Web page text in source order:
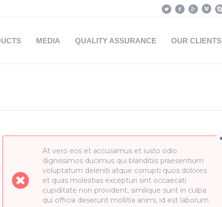
MEDIA QUALITY ASSURANCE OUR CLIENTS
At vero eos et accusamus et iusto odio
dignissimos ducimus qui blanditiis praesentium
voluptatum deleniti atque corrupti quos dolores
et quas molestias excepturi sint occaecati
cupiditate non provident, similique sunt in culpa
qui officia deserunt mollitia animi, id est laborum